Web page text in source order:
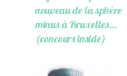
nouveau de la sphère
minus à Bruxelles…
(concours inside)